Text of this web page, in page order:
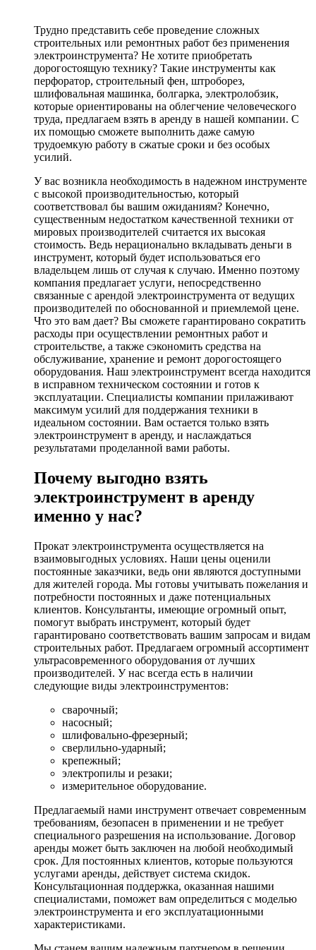
Трудно представить себе проведение сложных
строительных или ремонтных работ без применения
электроинструмента? Не хотите приобретать
дорогостоящую технику? Такие инструменты как
перфоратор, строительный фен, штроборез,
шлифовальная машинка, болгарка, электролобзик,
которые ориентированы на облегчение человеческого
труда, предлагаем взять в аренду в нашей компании. С
их помощью сможете выполнить даже самую
трудоемкую работу в сжатые сроки и без особых
усилий.
У вас возникла необходимость в надежном инструменте
с высокой производительностью, который
соответствовал бы вашим ожиданиям? Конечно,
существенным недостатком качественной техники от
мировых производителей считается их высокая
стоимость. Ведь нерационально вкладывать деньги в
инструмент, который будет использоваться его
владельцем лишь от случая к случаю. Именно поэтому
компания предлагает услуги, непосредственно
связанные с арендой электроинструмента от ведущих
производителей по обоснованной и приемлемой цене.
Что это вам дает? Вы сможете гарантировано сократить
расходы при осуществлении ремонтных работ и
строительстве, а также сэкономить средства на
обслуживание, хранение и ремонт дорогостоящего
оборудования. Наш электроинструмент всегда находится
в исправном техническом состоянии и готов к
эксплуатации. Специалисты компании прилаживают
максимум усилий для поддержания техники в
идеальном состоянии. Вам остается только взять
электроинструмент в аренду, и наслаждаться
результатами проделанной вами работы.
Почему выгодно взять
электроинструмент в аренду
именно у нас?
Прокат электроинструмента осуществляется на
взаимовыгодных условиях. Наши цены оценили
постоянные заказчики, ведь они являются доступными
для жителей города. Мы готовы учитывать пожелания и
потребности постоянных и даже потенциальных
клиентов. Консультанты, имеющие огромный опыт,
помогут выбрать инструмент, который будет
гарантировано соответствовать вашим запросам и видам
строительных работ. Предлагаем огромный ассортимент
ультрасовременного оборудования от лучших
производителей. У нас всегда есть в наличии
следующие виды электроинструментов:
сварочный;
насосный;
шлифовально-фрезерный;
сверлильно-ударный;
крепежный;
электропилы и резаки;
измерительное оборудование.
Предлагаемый нами инструмент отвечает современным
требованиям, безопасен в применении и не требует
специального разрешения на использование. Договор
аренды может быть заключен на любой необходимый
срок. Для постоянных клиентов, которые пользуются
услугами аренды, действует система скидок.
Консультационная поддержка, оказанная нашими
специалистами, поможет вам определиться с моделью
электроинструмента и его эксплуатационными
характеристиками.